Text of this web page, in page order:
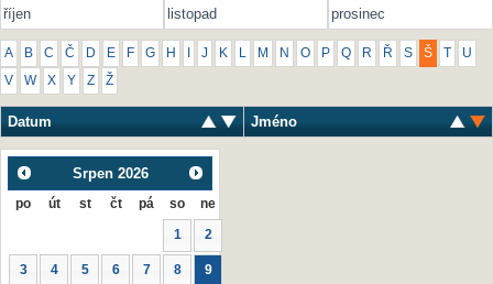
říjen
listopad prosinec
A B C Č D E F G H J K L M N O P Q R Ř S Š U
V W X Y Z Ž
Datum Jméno
Srpen 2026
po út st čt pá so ne
1 2
3 4 5 6 7 8 9